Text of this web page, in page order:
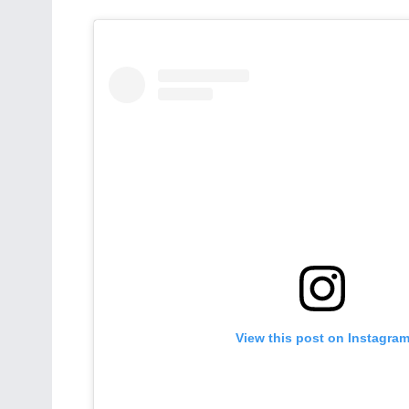
View this post on Instagram